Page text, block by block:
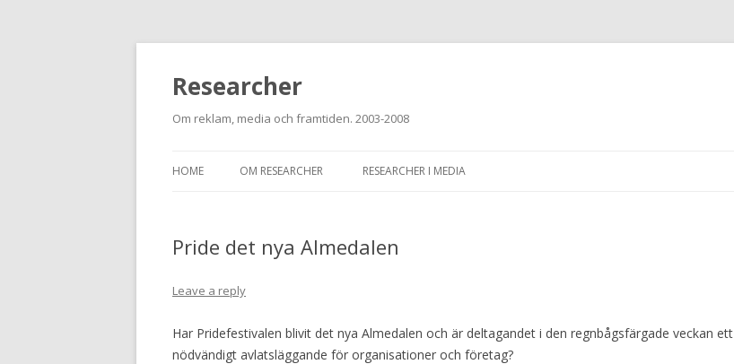
Researcher
Om reklam, media och framtiden. 2003-2008
HOME OM RESEARCHER RESEARCHER I MEDIA
Pride det nya Almedalen
Leave a reply
Har Pridefestivalen blivit det nya Almedalen och är deltagandet i den regnbågsfärgade veckan ett
nödvändigt avlatsläggande för organisationer och företag?